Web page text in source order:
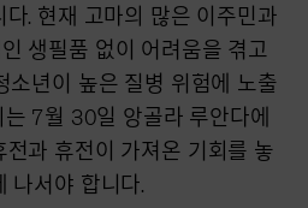
. 현재 고마의 많은 이주민과
생필품 없이 어려움을 겪고
소년이 높은 질병 위험에 노출
7월 30일 앙골라 루안다에
과 휴전이 가져온 기회를 놓
나서야 합니다.